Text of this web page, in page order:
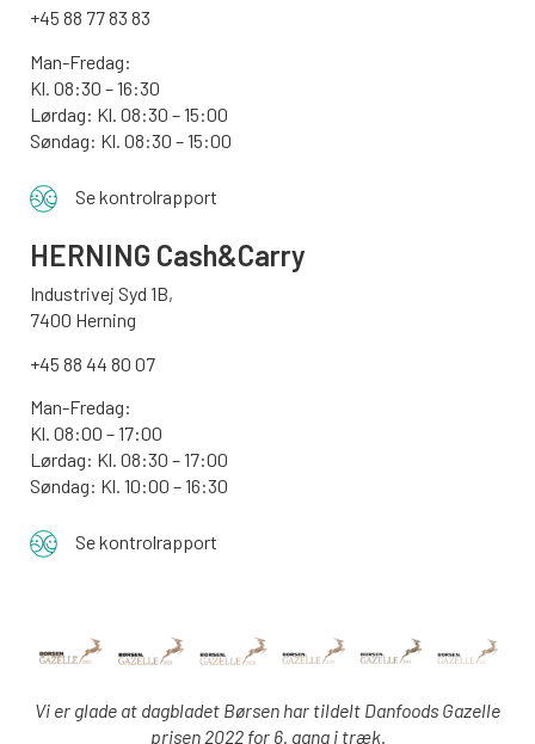
+45 88 77 83 83
Man-Fredag:
Kl. 08:30 – 16:30
Lørdag: Kl. 08:30 – 15:00
Søndag: Kl. 08:30 – 15:00
Se kontrolrapport
HERNING Cash&Carry
Industrivej Syd 1B,
7400 Herning
+45 88 44 80 07
Man-Fredag:
Kl. 08:00 – 17:00
Lørdag: Kl. 08:30 – 17:00
Søndag: Kl. 10:00 – 16:30
Se kontrolrapport
Vi er glade at dagbladet Børsen har tildelt Danfoods Gazelle
prisen 2022 for 6. gang i træk.